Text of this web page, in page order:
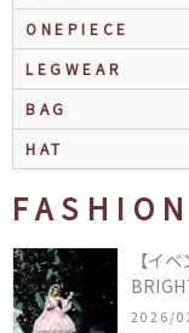
ONEPIECE
LEGWEAR
BAG
HAT
【イ
2026/